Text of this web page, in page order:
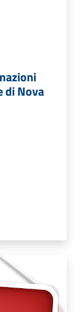
di Nova